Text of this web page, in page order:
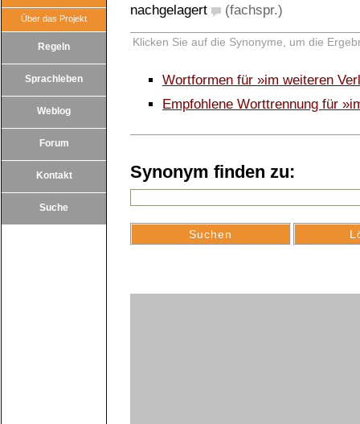
Über das Projekt
Regeln
Sprachleben
Weblog
Forum
Kontakt
Suche
nachgelagert
(fachspr.)
Klicken Sie auf die Synonyme, um die
Wortformen für »im weiteren
Empfohlene Worttrennung für
Synonym finden zu: